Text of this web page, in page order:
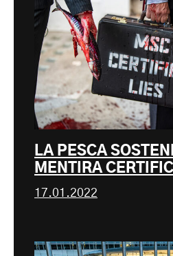
LA PESCA
MENTIRA
17.01.2022